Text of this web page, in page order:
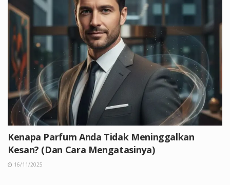
Kenapa Parfum Anda Tidak Meninggalkan
Kesan? (Dan Cara Mengatasinya)
16/11/2025